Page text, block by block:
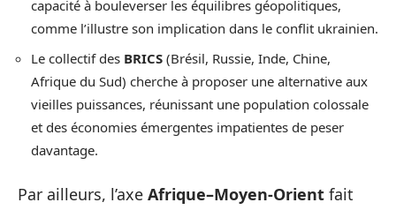
capacité à bouleverser les équilibres géopolitiques,
comme l’illustre son implication dans le conflit ukrainien.
Le collectif des BRICS (Brésil, Russie, Inde, Chine,
Afrique du Sud) cherche à proposer une alternative aux
vieilles puissances, réunissant une population colossale
et des économies émergentes impatientes de peser
davantage.
Par ailleurs, l’axe Afrique–Moyen-Orient fait